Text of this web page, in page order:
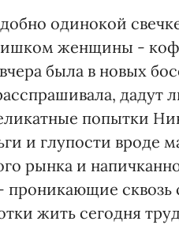
одинокой
женщины -
была в новых
дадут
попытки
и глупости вроде
рынка и
сквозь
жить сегодня